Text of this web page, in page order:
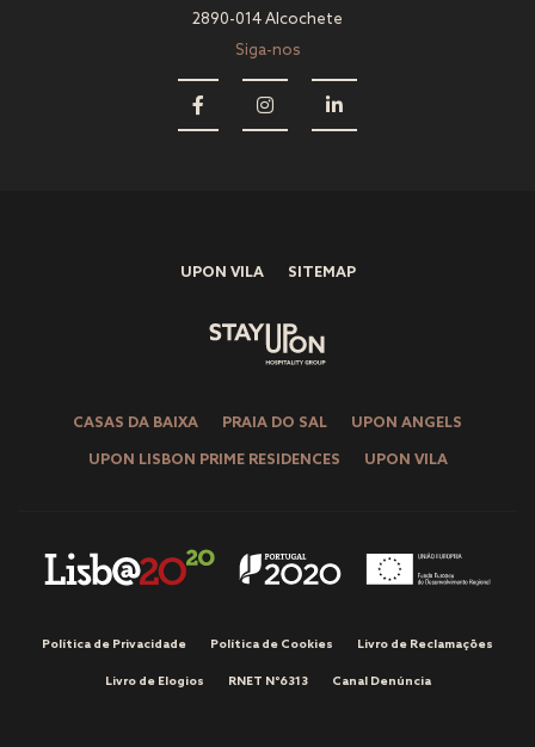
2890-014 Alcochete
Siga-nos
UPON VILA SITEMAP
CASAS DA BAIXA PRAIA DO SAL UPON ANGELS
UPON LISBON PRIME RESIDENCES UPON VILA
Política de Privacidade Política de Cookies Livro de Reclamações
Livro de Elogios RNET Nº6313 Canal Denúncia